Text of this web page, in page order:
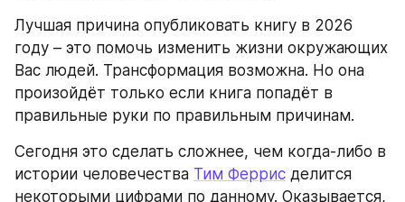
Лучшая причина опубликовать книгу в 2026
году – это помочь изменить жизни окружающих
Вас людей. Трансформация возможна. Но она
произойдёт только если книга попадёт в
правильные руки по правильным причинам.
Сегодня это сделать сложнее, чем когда-либо в
истории человечества Тим Феррис делится
некоторыми цифрами по данному. Оказывается,